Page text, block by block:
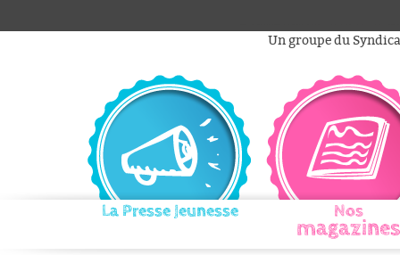
au
personnels
Un groupe du
La Presse Jeunesse Nos
magazines